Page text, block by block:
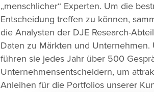
„menschlicher“ Experten. Um die
Entscheidung treffen zu können,
die Analysten der DJE Research-
Daten zu Märkten und Unternehmen.
führen sie jedes Jahr über 500
Unternehmensentscheidern, um
Anleihen für die Portfolios unserer